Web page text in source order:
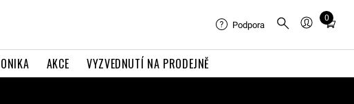
AKCE VYZVEDNUTÍ NA PRODEJNĚ
Podpora
0
Total
cart: